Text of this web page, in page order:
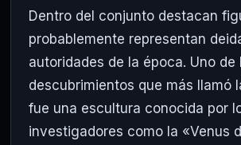
Dentro del conjunto destacan
probablemente representan
autoridades de la época. Uno de
descubrimientos que más llamó
fue una escultura conocida por
investigadores como la «Venus